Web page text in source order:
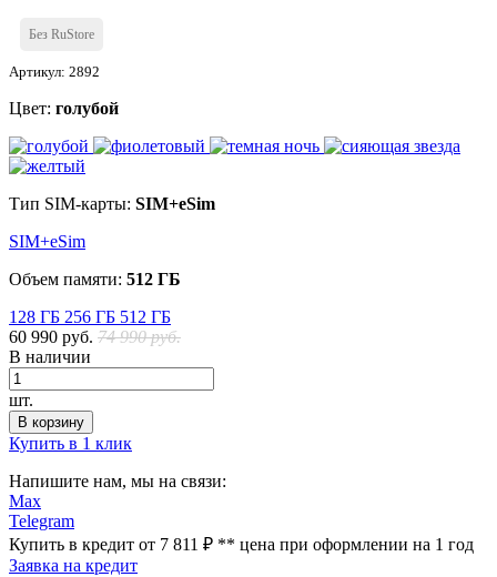
Без RuStore
Артикул: 2892
Цвет: голубой
Тип SIM-карты: SIM+eSim
SIM+eSim
Объем памяти: 512 ГБ
128 ГБ 256 ГБ 512 ГБ
60 990 руб. 74 990 руб.
В наличии
шт.
В корзину
Купить в 1 клик
Напишите нам, мы на связи:
Max
Telegram
Купить в кредит от 7 811 ₽ ** цена при оформлении на 1 год
Заявка на кредит